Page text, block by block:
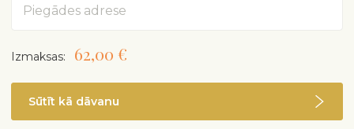
Izmaksas: 62,00 €
Sūtīt kā dāvanu